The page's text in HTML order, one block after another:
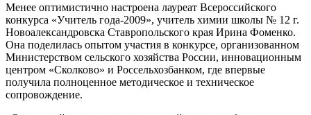
Менее оптимистично настроена лауреат Всероссийского
конкурса «Учитель года-2009», учитель химии школы № 12 г.
Новоалександровска Ставропольского края Ирина Фоменко.
Она поделилась опытом участия в конкурсе, организованном
Министерством сельского хозяйства России, инновационным
центром «Сколково» и Россельхозбанком, где впервые
получила полноценное методическое и техническое
сопровождение.